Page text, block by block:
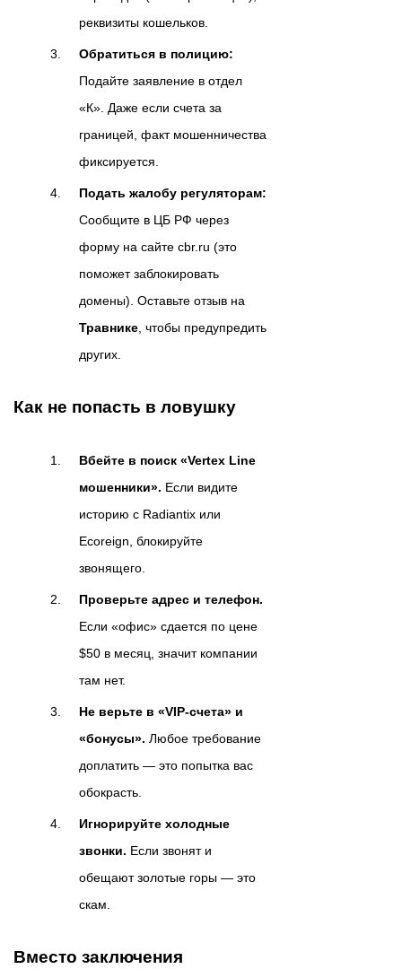
реквизиты кошельков.
Обратиться в полицию:
Подайте заявление в отдел
«К». Даже если счета за
границей, факт мошенничества
фиксируется.
Подать жалобу регуляторам:
Сообщите в ЦБ РФ через
форму на сайте cbr.ru (это
поможет заблокировать
домены). Оставьте отзыв на
Травнике , чтобы предупредить
других.
Как не попасть в ловушку
Вбейте в поиск «Vertex Line
мошенники». Если видите
историю с Radiantix или
Ecoreign, блокируйте
звонящего.
Проверьте адрес и телефон.
Если «офис» сдается по цене
$50 в месяц, значит компании
там нет.
Не верьте в «VIP-счета» и
«бонусы». Любое требование
доплатить — это попытка вас
обокрасть.
Игнорируйте холодные
звонки. Если звонят и
обещают золотые горы — это
скам.
Вместо заключения